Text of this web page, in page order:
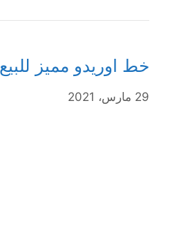
خط اوريدو مميز للبيع
29 مارس، 2021